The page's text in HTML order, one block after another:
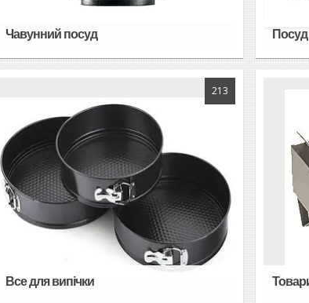
Чавунний посуд Посуд
213
Все для випічки